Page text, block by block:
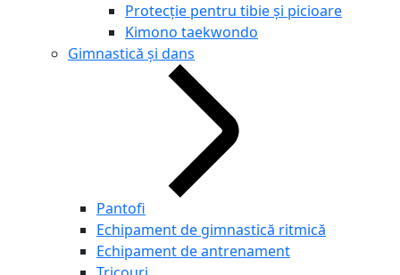
Protecție pentru tibie și picioare
Kimono taekwondo
Gimnastică și dans
Pantofi
Echipament de gimnastică ritmică
Echipament de antrenament